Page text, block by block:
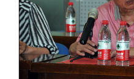
制度法规
联系我们